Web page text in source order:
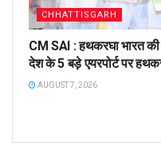
CHHATTISGARH
CM SAI : हथकरघा भारत
देश के 5 बड़े एयरपोर्ट पर
AUGUST 7, 2026